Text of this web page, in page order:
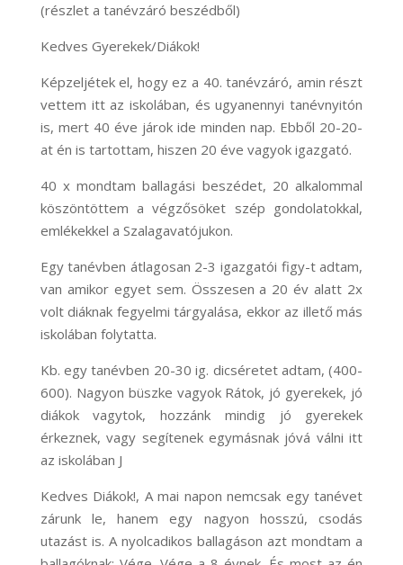
(részlet a tanévzáró beszédből)
Kedves Gyerekek/Diákok!
Képzeljétek el, hogy ez a 40. tanévzáró, amin részt
vettem itt az iskolában, és ugyanennyi tanévnyitón
is, mert 40 éve járok ide minden nap. Ebből 20-20-
at én is tartottam, hiszen 20 éve vagyok igazgató.
40 x mondtam ballagási beszédet, 20 alkalommal
köszöntöttem a végzősöket szép gondolatokkal,
emlékekkel a Szalagavatójukon.
Egy tanévben átlagosan 2-3 igazgatói figy-t adtam,
van amikor egyet sem. Összesen a 20 év alatt 2x
volt diáknak fegyelmi tárgyalása, ekkor az illető más
iskolában folytatta.
Kb. egy tanévben 20-30 ig. dicséretet adtam, (400-
600). Nagyon büszke vagyok Rátok, jó gyerekek, jó
diákok vagytok, hozzánk mindig jó gyerekek
érkeznek, vagy segítenek egymásnak jóvá válni itt
az iskolában J
Kedves Diákok!, A mai napon nemcsak egy tanévet
zárunk le, hanem egy nagyon hosszú, csodás
utazást is. A nyolcadikos ballagáson azt mondtam a